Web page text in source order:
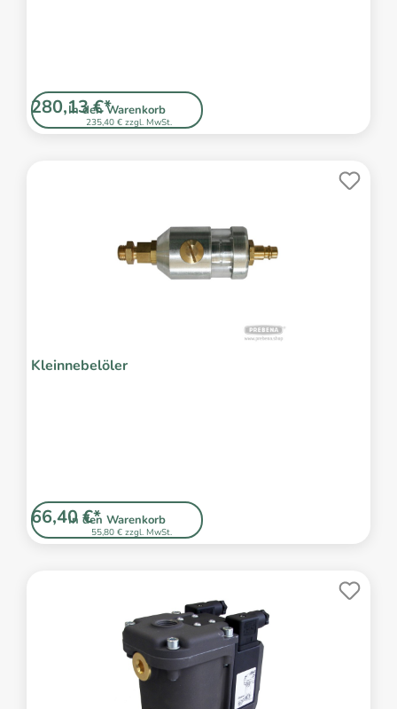
In den Warenkorb
235,40 € zzgl. MwSt.
280,13 €*
Kleinnebelöler
In den Warenkorb
55,80 € zzgl. MwSt.
66,40 €*